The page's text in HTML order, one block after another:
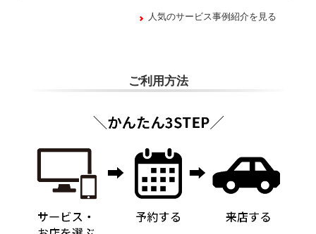
人気のサービス事例紹介を見る
ご利用方法